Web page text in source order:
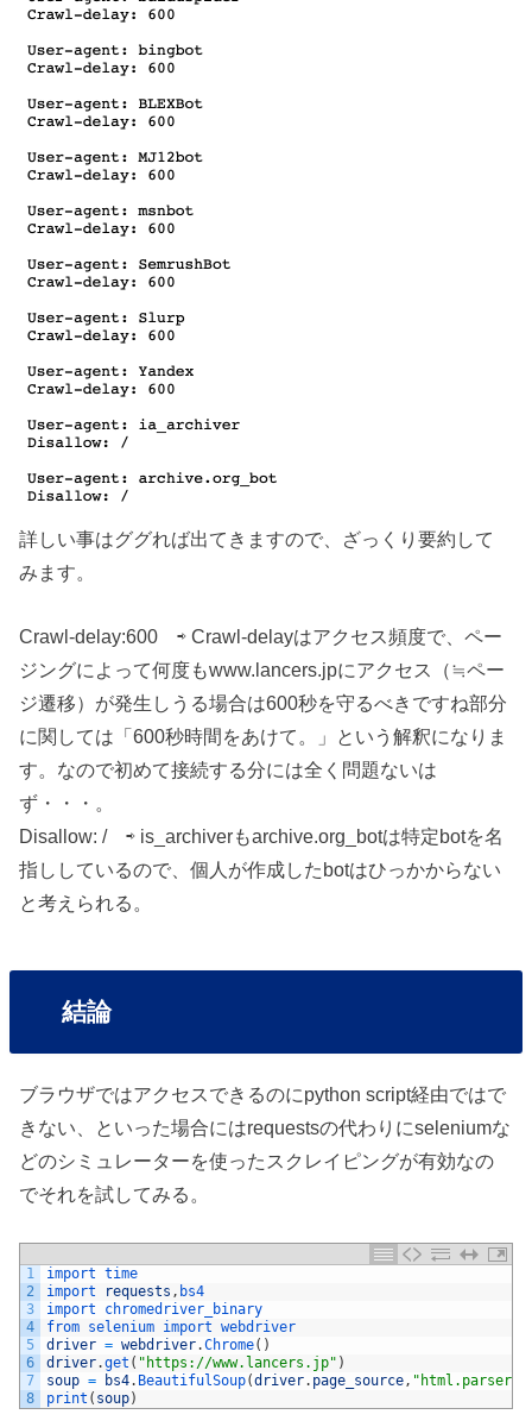
詳しい事はググれば出てきますので、ざっくり要約して
みます。
Crawl-delay:600 ⇨ Crawl-delayはアクセス頻度で、ペー
ジングによって何度もwww.lancers.jpにアクセス（≒ペー
ジ遷移）が発生しうる場合は600秒を守るべきですね部分
に関しては「600秒時間をあけて。」という解釈になりま
す。なので初めて接続する分には全く問題ないは
ず・・・。
Disallow: / ⇨ is_archiverもarchive.org_botは特定botを名
指ししているので、個人が作成したbotはひっかからない
と考えられる。
結論
ブラウザではアクセスできるのにpython script経由ではで
きない、といった場合にはrequestsの代わりにseleniumな
どのシミュレーターを使ったスクレイピングが有効なの
でそれを試してみる。
1
2
3
4
5
6
7
8
import time
import
requests , bs4
import chromedriver_binary
from selenium import webdriver
driver = webdriver.Chrome( )
driver.get ( "https://www.lancers.jp" )
soup = bs4. BeautifulSoup(driver. page_source , "html.parser"
print ( soup)